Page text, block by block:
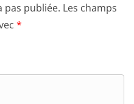
pas publiée. Les champs
*